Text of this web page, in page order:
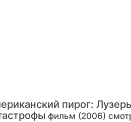
пирог:
фильм (2006)